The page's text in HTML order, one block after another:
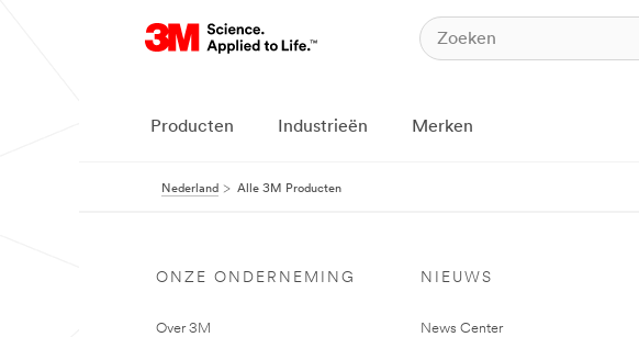
Producten Industrieën Merken
Nederland Alle 3M Producten
ONZE ONDERNEMING
Over 3M
NIEUWS
News Center